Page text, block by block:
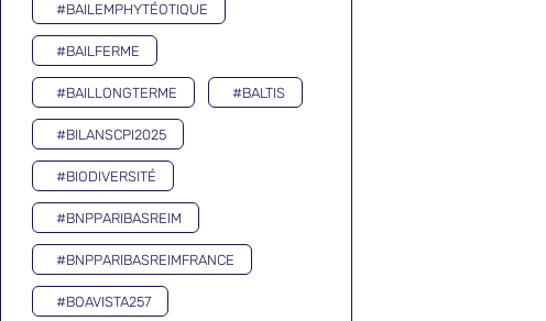
#BAILEMPHYTÉOTIQUE
#BAILFERME
#BAILLONGTERME #BALTIS
#BILANSCPI2025
#BIODIVERSITÉ
#BNPPARIBASREIM
#BNPPARIBASREIMFRANCE
#BOAVISTA257